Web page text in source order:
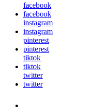
facebook
facebook
instagram
instagram
pinterest
pinterest
tiktok
tiktok
twitter
twitter